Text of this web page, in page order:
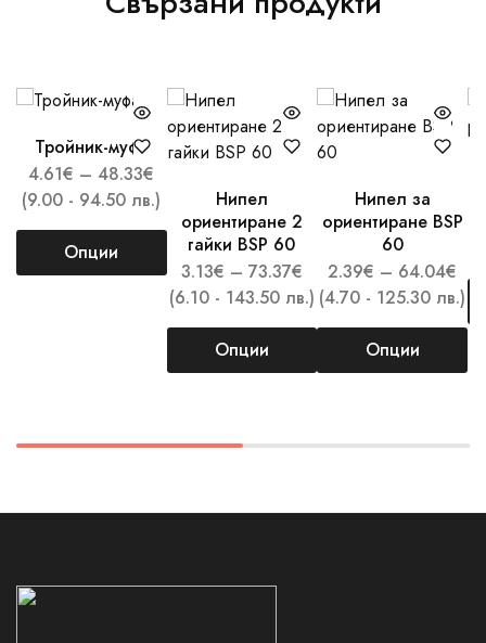
Тройник-муфа
4.61€ – 48.33€
(9.00 - 94.50 лв.)
Опции
Нипел
ориентиране 2
гайки BSP 60
3.13€ – 73.37€
(6.10 - 143.50 лв.)
Опции
Нипел за
ориентиране BSP
60
2.39€ – 64.04€
(4.70 - 125.30 лв.)
Опции